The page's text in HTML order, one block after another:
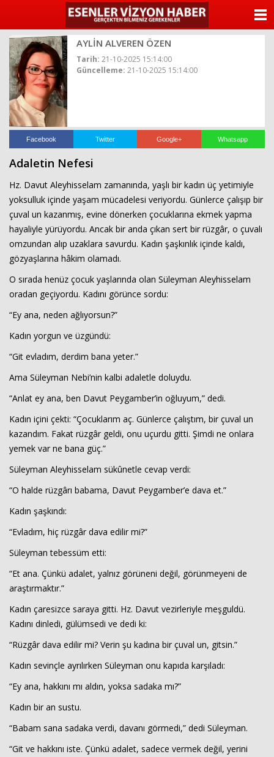
AYLİN ALVEREN ÖZEN
Tarih: 21-10-2025 15:14:00
Güncelleme: 21-10-2025 15:14:00
Facebook Twitter Google+ Whatsapp
Adaletin Nefesi
Hz. Davut Aleyhisselam zamanında, yaşlı bir kadın üç yetimiyle
yoksulluk içinde yaşam mücadelesi veriyordu. Günlerce çalışıp bir
çuval un kazanmış, evine dönerken çocuklarına ekmek yapma
hayaliyle yürüyordu. Ancak bir anda çıkan sert bir rüzgâr, o çuvalı
omzundan alıp uzaklara savurdu. Kadın şaşkınlık içinde kaldı,
gözyaşlarına hâkim olamadı.
O sırada henüz çocuk yaşlarında olan Süleyman Aleyhisselam
oradan geçiyordu. Kadını görünce sordu:
“Ey ana, neden ağlıyorsun?”
Kadın yorgun ve üzgündü:
“Git evladım, derdim bana yeter.”
Ama Süleyman Nebi’nin kalbi adaletle doluydu.
“Anlat ey ana, ben Davut Peygamber’in oğluyum,” dedi.
Kadın içini çekti: “Çocuklarım aç. Günlerce çalıştım, bir çuval un
kazandım. Fakat rüzgâr geldi, onu uçurdu gitti. Şimdi ne onlara
yemek var ne bana güç.”
Süleyman Aleyhisselam sükûnetle cevap verdi:
“O halde rüzgârı babama, Davut Peygamber’e dava et.”
Kadın şaşkındı:
“Evladım, hiç rüzgâr dava edilir mi?”
Süleyman tebessüm etti:
“Et ana. Çünkü adalet, yalnız görüneni değil, görünmeyeni de
araştırmaktır.”
Kadın çaresizce saraya gitti. Hz. Davut vezirleriyle meşguldü.
Kadını dinledi, gülümsedi ve dedi ki:
“Rüzgâr dava edilir mi? Verin şu kadına bir çuval un, gitsin.”
Kadın sevinçle ayrılırken Süleyman onu kapıda karşıladı:
“Ey ana, hakkını mı aldın, yoksa sadaka mı?”
Kadın bir an sustu.
“Babam sana sadaka verdi, davanı görmedi,” dedi Süleyman.
“Git ve hakkını iste. Çünkü adalet, sadece vermek değil, yerini
ANASAYFA
YAZARLAR
İLETİŞİM